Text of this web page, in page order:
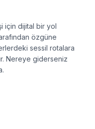
için dijital bir yol
özgüne
sessil rotalara
Nereye giderseniz